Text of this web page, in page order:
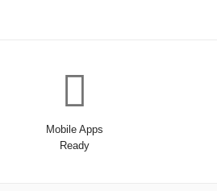
Mobile Apps
Ready